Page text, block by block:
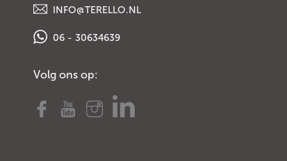
INFO@TERELLO.NL
06 - 30634639
Volg ons op: